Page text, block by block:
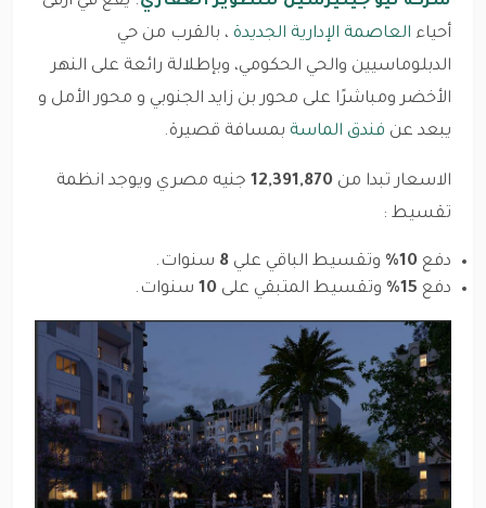
أحياء العاصمة الإدارية الجديدة ، بالقرب من حي
الدبلوماسيين والحي الحكومي، وبإطلالة رائعة على النهر
الأخضر ومباشرًا على محور بن زايد الجنوبي و محور الأمل و
يبعد عن فندق الماسة بمسافة قصيرة.
الاسعار تبدا من 12,391,870 جنيه مصري ويوجد انظمة
تقسيط :
دفع وتقسيط الباقي علي 8 سنوات.
دفع 15% وتقسيط المتبقي على 10 سنوات.